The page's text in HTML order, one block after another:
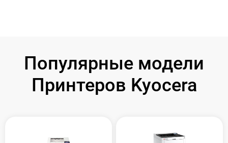
Популярные модели
Принтеров Kyocera